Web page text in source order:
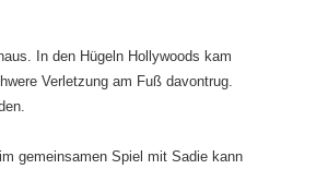
In den Hügeln Hollywoods kam
Verletzung am Fuß davontrug.
gemeinsamen Spiel mit Sadie kann